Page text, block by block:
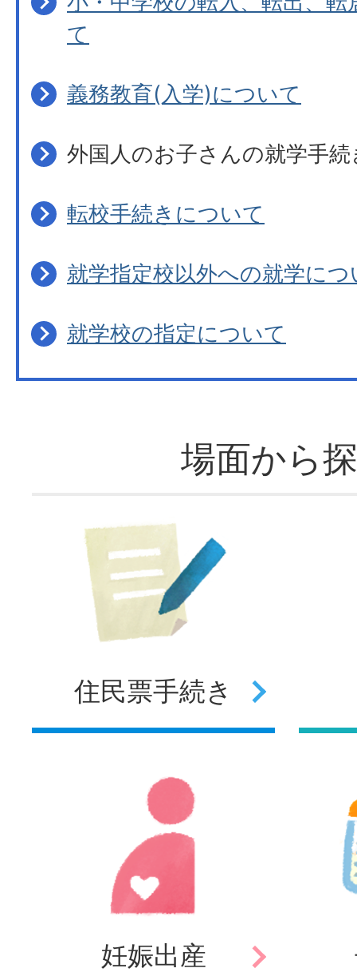
て
義務教育(入学)について
外国人のお子さんの就学手続
転校手続きについて
就学指定校以外への就学につ
就学校の指定について
場面から
住民票手続き
妊娠出産